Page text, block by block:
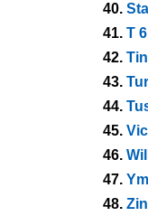
40.
41. T
42.
43.
44.
45.
46.
47.
48.